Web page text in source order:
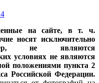
на сайте, в т. ч.
носят исключительно
не являются
условиях не являются
положениями пункта 2
Российской Федерации.